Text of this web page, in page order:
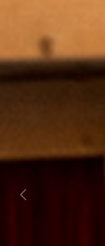
Previous